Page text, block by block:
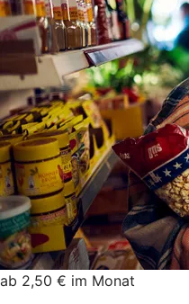
ab 2,50 € im Monat